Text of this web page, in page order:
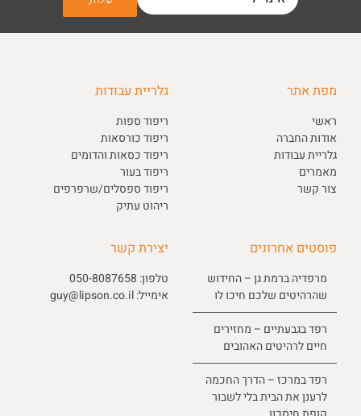
מפת אתר
ראשי
אודות החברה
גלריית עבודות
מאמרים
צור קשר
גלריית עבודות
ריפוד ספות
ריפוד כורסאות
ריפוד כסאות והדומים
ריפוד בעור
ריפוד ספסלים/שרפרפים
ריהוט עתיק
פוסטים אחרונים
מרפדיה ברמת גן – החידוש
שהרהיטים שלכם חיכו לו
רפד בגבעתיים – מחזירים
חיים לרהיטים האהובים
רפד במרכז – הדרך החכמה
לרענן את הבית בלי לשבור
יצירת קשר
טלפון: 050-8087658
אימייל:guy@lipson.co.il